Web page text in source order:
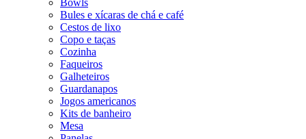
Bowls
Bules e xícaras de chá e café
Cestos de lixo
Copo e taças
Cozinha
Faqueiros
Galheteiros
Guardanapos
Jogos americanos
Kits de banheiro
Mesa